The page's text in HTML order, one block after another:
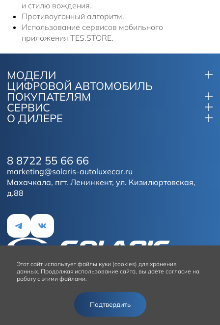
и стилю вождения.
Противоугонный алгоритм.
Использование сервисов мобильного
приложения TES.STORE.
МОДЕЛИ
ЦИФРОВОЙ АВТОМОБИЛЬ
ПОКУПАТЕЛЯМ
СЕРВИС
О ДИЛЕРЕ
Махачкала, пгт. Ленинкент, ул. Кизилюртовская,
д.88
8 8722 55 66 66
marketing@solaris-autoluxecar.ru
Условия использования сайта
Этот сайт использует файлы куки (cookies) для хранения
данных. Продолжая использование сайта, вы даёте согласие на
работу с этими файлами.
Подтвердить